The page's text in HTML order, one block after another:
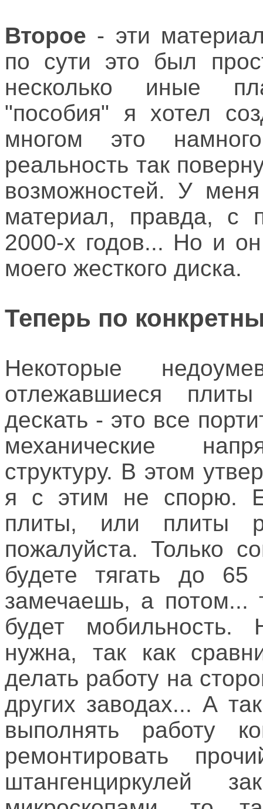
Второе - эти
по сути это был
несколько иные
"пособия" я хотел
многом это
реальность так
возможностей. У
материал, правда, с
2000-х годов... Но и
моего жесткого диска.
Теперь по
Некоторые
отлежавшиеся
дескать - это все
механические
структуру. В этом
я с этим не спорю.
плиты, или плиты
пожалуйста. Только
будете тягать до
замечаешь, а
будет
нужна, так как
делать работу на
других заводах... А
выполнять работу
ремонтировать
штангенциркулей